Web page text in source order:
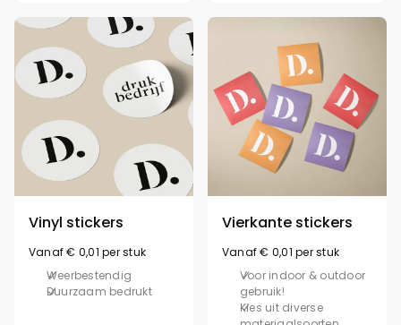
Vinyl stickers
Vanaf € 0,01 per stuk
Weerbestendig
Duurzaam bedrukt
Vierkante stickers
Vanaf € 0,01 per stuk
Voor indoor & outdoor
gebruik!
Kies uit diverse